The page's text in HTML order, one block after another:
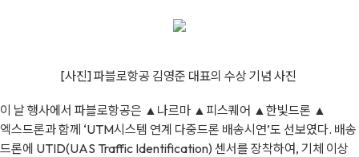
[사진] 파블로항공 김영준 대표의 수상 기념 사진
이 날 행사에서 파블로항공은 ▲나르마 ▲피스퀘어 ▲한빛드론 ▲
엑스드론과 함께 ‘UTM시스템 연계 다중드론 배송시연’도 선보였다. 배송
드론에 UTID(UAS Traffic Identification) 센서를 장착하여, 기체 이상